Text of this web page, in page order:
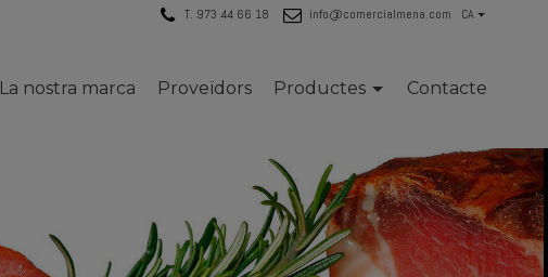
T. 973 44 66 18 info@comercialmena.com CA
La nostra marca Proveïdors Productes Contacte